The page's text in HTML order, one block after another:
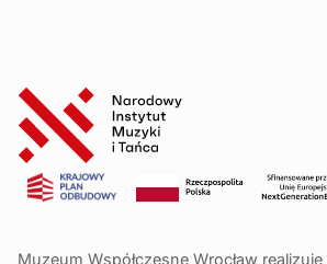
Muzeum Współczesne Wrocław